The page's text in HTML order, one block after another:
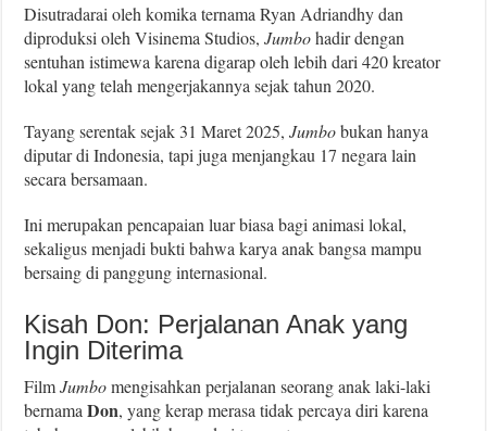
Disutradarai oleh komika ternama Ryan Adriandhy dan
diproduksi oleh Visinema Studios,Jumbohadir dengan
sentuhan istimewa karena digarap oleh lebih dari 420 kreator
lokal yang telah mengerjakannya sejak tahun 2020.
Tayang serentak sejak 31 Maret 2025,Jumbobukan hanya
diputar di Indonesia, tapi juga menjangkau 17 negara lain
secara bersamaan.
Ini merupakan pencapaian luar biasa bagi animasi lokal,
sekaligus menjadi bukti bahwa karya anak bangsa mampu
bersaing di panggung internasional.
Kisah Don: Perjalanan Anak yang
Ingin Diterima
FilmJumbomengisahkan perjalanan seorang anak laki-laki
bernamaDon, yang kerap merasa tidak percaya diri karena